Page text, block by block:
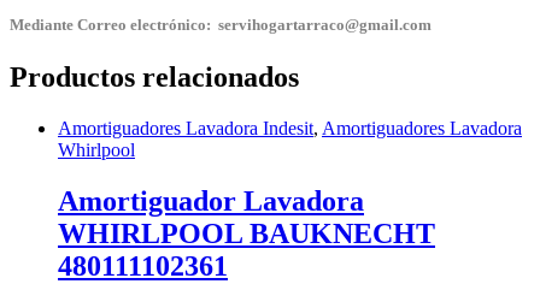
Mediante Correo electrónico: servihogartarraco@gmail.com
Productos relacionados
Amortiguadores Lavadora Indesit, Amortiguadores Lavadora
Whirlpool
Amortiguador Lavadora
WHIRLPOOL BAUKNECHT
480111102361